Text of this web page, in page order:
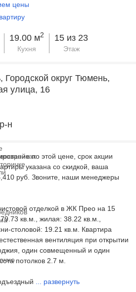
цены
19.00 м2
Кухня
15 из 23
Этаж
Городской округ Тюмень,
улица, 16
н
по этой цене, срок акции
указана со скидкой, ваша
руб. Звоните, наши менеджеры
отделкой в ЖК Прео на 15
кв.м., жилая: 38.22 кв.м.,
столовой: 19.21 кв.м. Квартира
вентиляция при открытии
один совмещенный и один
потолков 2.7 м.
развернуть